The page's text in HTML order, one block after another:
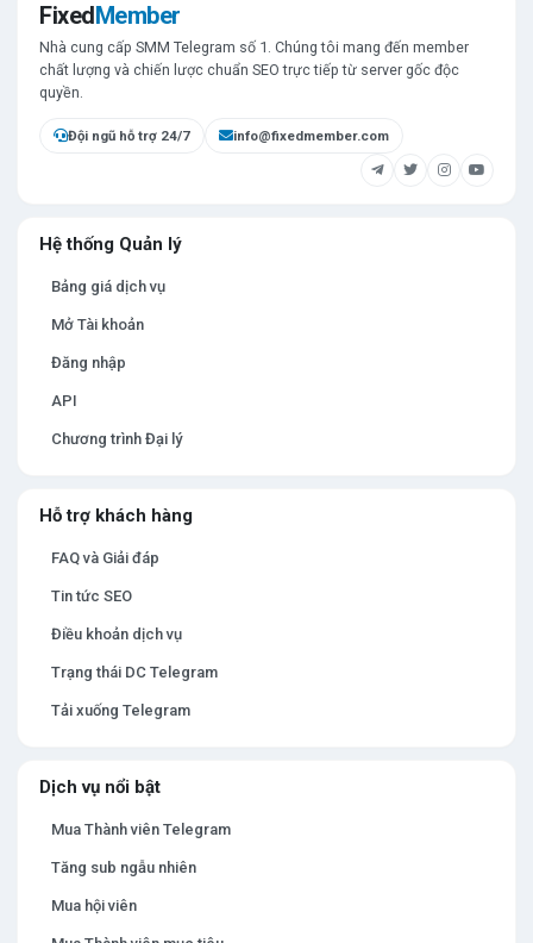
FixedMember
Nhà cung cấp SMM Telegram số 1. Chúng tôi mang đến member
chất lượng và chiến lược chuẩn SEO trực tiếp từ server gốc độc
quyền.
Đội ngũ hỗ trợ 24/7 info@fixedmember.com
Hệ thống Quản lý
Bảng giá dịch vụ
Mở Tài khoản
Đăng nhập
API
Chương trình Đại lý
Hỗ trợ khách hàng
FAQ và Giải đáp
Tin tức SEO
Điều khoản dịch vụ
Trạng thái DC Telegram
Tải xuống Telegram
Dịch vụ nổi bật
Mua Thành viên Telegram
Tăng sub ngẫu nhiên
Mua hội viên